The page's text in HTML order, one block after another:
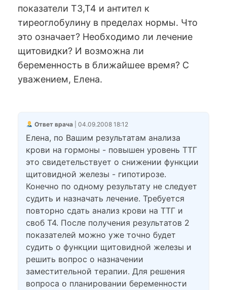
показатели Т3,Т4 и антител к
тиреоглобулину в пределах нормы. Что
это означает? Необходимо ли лечение
щитовидки? И возможна ли
беременность в ближайшее время? С
уважением, Елена.
Ответ врача| 04.09.2008 18:12
Елена, по Вашим результатам анализа
крови на гормоны - повышен уровень ТТГ
это свидетельствует о снижении функции
щитовидной железы - гипотирозе.
Конечно по одному результату не следует
судить и назначать лечение. Требуется
повторно сдать анализ крови на ТТГ и
своб Т4. После получения результатов 2
показателей можно уже точно будет
судить о функции щитовидной железы и
решить вопрос о назначении
заместительной терапии. Для решения
вопроса о планировании беременности